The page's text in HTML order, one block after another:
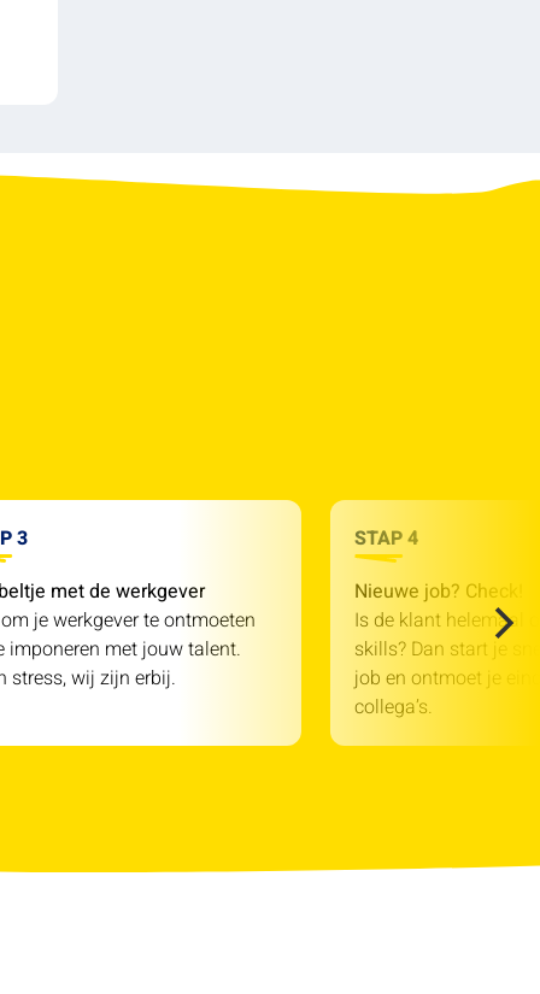
3
met de werkgever
je werkgever te ontmoeten
imponeren met jouw talent.
stress, wij zijn erbij.
STAP 4
Nieuwe job? Check!
Is de klant helemaal
skills? Dan start je
job en ontmoet je
collega’s.